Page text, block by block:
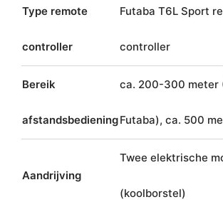
Type remote
controller
Futaba T6L Sport
controller
Bereik
afstandsbediening
ca. 200-300 meter
Futaba), ca. 500
Aandrijving
Twee elektrische
(koolborstel)